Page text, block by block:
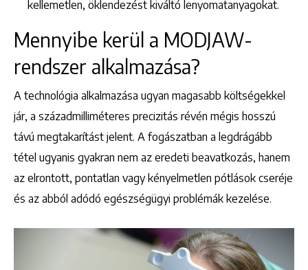
kellemetlen, öklendezést kiváltó lenyomatanyagokat.
Mennyibe kerül a MODJAW-
rendszer alkalmazása?
A technológia alkalmazása ugyan magasabb költségekkel
jár, a századmilliméteres precizitás révén mégis hosszú
távú megtakarítást jelent. A fogászatban a legdrágább
tétel ugyanis gyakran nem az eredeti beavatkozás, hanem
az elrontott, pontatlan vagy kényelmetlen pótlások cseréje
és az abból adódó egészségügyi problémák kezelése.